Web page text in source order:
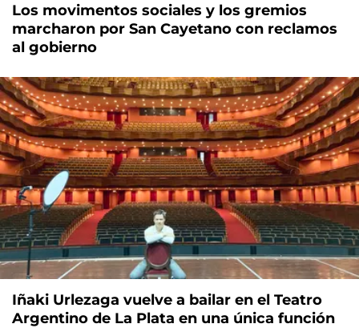
Los movimentos sociales y los gremios
marcharon por San Cayetano con reclamos
al gobierno
Iñaki Urlezaga vuelve a bailar en el Teatro
Argentino de La Plata en una única función